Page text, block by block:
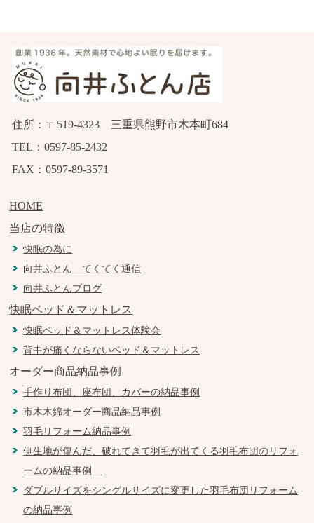
住所：〒519-4323 三重県熊野市木本町684
TEL：0597-85-2432
FAX：0597-89-3571
HOME
当店の特徴
快眠の為に
向井ふとん てくてく通信
向井ふとんブログ
快眠ベッド＆マットレス
快眠ベッド＆マットレス体験会
背中が痛くならないベッド＆マットレス
オーダー商品納品事例
手作り布団、座布団、カバーの納品事例
市木木綿オーダー商品納品事例
羽毛リフォーム納品事例
側生地が傷んだ、破れてきて羽毛が出てくる羽毛布団のリフォ
ームの納品事例
ダブルサイズをシングルサイズに変更した羽毛布団リフォーム
の納品事例